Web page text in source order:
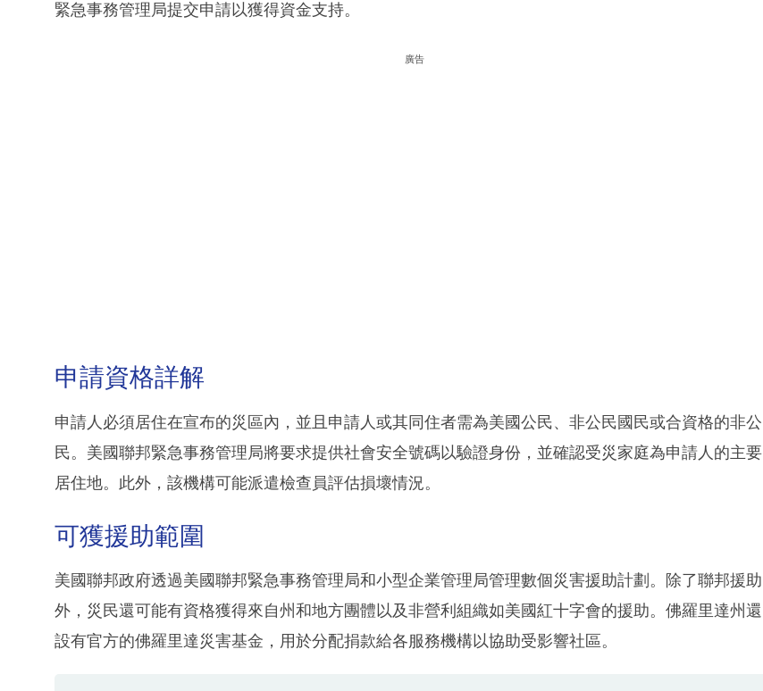
緊急事務管理局提交申請以獲得資金支持。
廣告
申請資格詳解
申請人必須居住在宣布的災區內，並且申請人或其同住者需為美國公民、非公民國民或合資格的非公
民。美國聯邦緊急事務管理局將要求提供社會安全號碼以驗證身份，並確認受災家庭為申請人的主要
居住地。此外，該機構可能派遣檢查員評估損壞情況。
可獲援助範圍
美國聯邦政府透過美國聯邦緊急事務管理局和小型企業管理局管理數個災害援助計劃。除了聯邦援助
外，災民還可能有資格獲得來自州和地方團體以及非營利組織如美國紅十字會的援助。佛羅里達州還
設有官方的佛羅里達災害基金，用於分配捐款給各服務機構以協助受影響社區。